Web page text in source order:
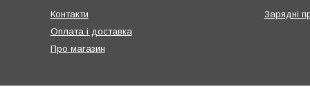
Контакти
Оплата і доставка
Про магазин
Зарядні